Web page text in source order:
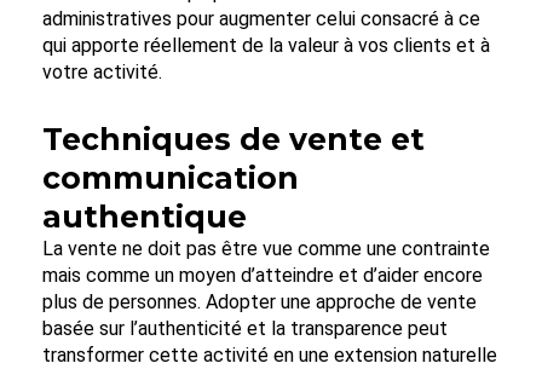
administratives pour augmenter celui consacré à ce
qui apporte réellement de la valeur à vos clients et à
votre activité.
Techniques de vente et
communication
authentique
La vente ne doit pas être vue comme une contrainte
mais comme un moyen d’atteindre et d’aider encore
plus de personnes. Adopter une approche de vente
basée sur l’authenticité et la transparence peut
transformer cette activité en une extension naturelle